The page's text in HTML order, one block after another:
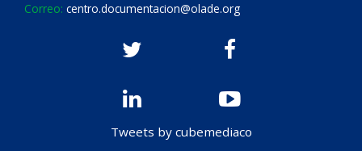
Correo: centro.documentacion@olade.org
Tweets by cubemediaco